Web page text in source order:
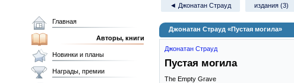
◄ Джонатан Страуд издания (3)
Джонатан Страуд «Пустая могила»
Джонатан Страуд
Пустая могила
The Empty Grave
Главная
Авторы, книги
Новинки и планы
Награды, премии